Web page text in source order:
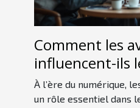
Comment les
influencent-ils
d'achat des
À l’ère du numérique,
un rôle essentiel dans